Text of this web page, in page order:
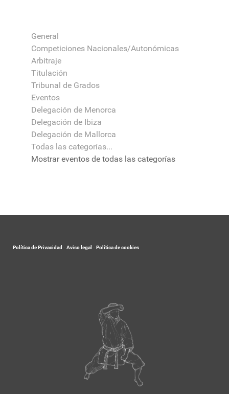
General
Competiciones Nacionales/Autonómicas
Arbitraje
Titulación
Tribunal de Grados
Eventos
Delegación de Menorca
Delegación de Ibiza
Delegación de Mallorca
Todas las categorías...
Mostrar eventos de todas las categorías
Política de Privacidad Aviso legal Política de cookies